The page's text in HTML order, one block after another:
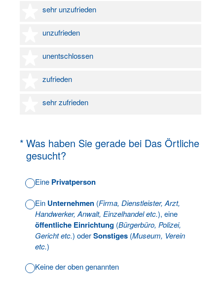
sehr unzufrieden
1 Stern
unzufrieden
2 Sterne
unentschlossen
3 Sterne
zufrieden
4 Sterne
sehr zufrieden
5 Sterne
* Was haben Sie gerade bei Das Örtliche
gesucht?
(Erforderlich.)
Eine Privatperson
Ein Unternehmen (Firma, Dienstleister, Arzt,
Handwerker, Anwalt, Einzelhandel etc.), eine
öffentliche Einrichtung (Bürgerbüro, Polizei,
Gericht etc.) oderSonstiges (Museum, Verein
etc.)
Keine der oben genannten